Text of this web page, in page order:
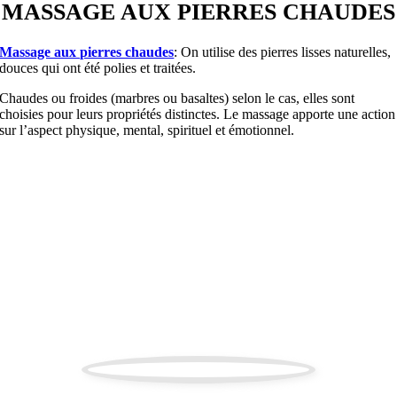
MASSAGE AUX PIERRES CHAUDES
Massage aux pierres chaudes: On utilise des pierres lisses naturelles,
douces qui ont été polies et traitées.
Chaudes ou froides (marbres ou basaltes) selon le cas, elles sont
choisies pour leurs propriétés distinctes. Le massage apporte une action
sur l’aspect physique, mental, spirituel et émotionnel.